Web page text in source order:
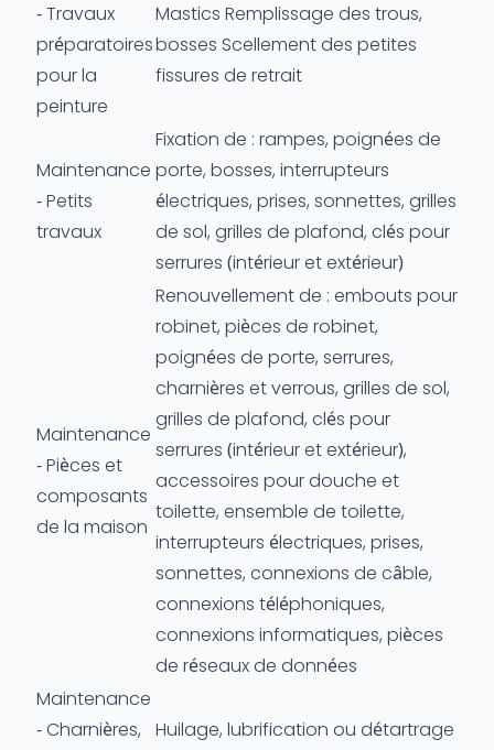
- Travaux
préparatoires
pour la
peinture
Mastics Remplissage des trous,
bosses Scellement des petites
fissures de retrait
Maintenance
- Petits
travaux
Fixation de : rampes, poignées de
porte, bosses, interrupteurs
électriques, prises, sonnettes, grilles
de sol, grilles de plafond, clés pour
serrures (intérieur et extérieur)
Maintenance
- Pièces et
composants
de la maison
Renouvellement de : embouts pour
robinet, pièces de robinet,
poignées de porte, serrures,
charnières et verrous, grilles de sol,
grilles de plafond, clés pour
serrures (intérieur et extérieur),
accessoires pour douche et
toilette, ensemble de toilette,
interrupteurs électriques, prises,
sonnettes, connexions de câble,
connexions téléphoniques,
connexions informatiques, pièces
de réseaux de données
Maintenance
- Charnières,
Huilage, lubrification ou détartrage